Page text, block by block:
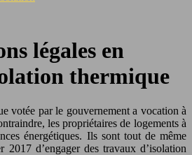
légales en
thermique
votée par le gouvernement a vocation à
les propriétaires de logements à
énergétiques. Ils sont tout de même
2017 d’engager des travaux d’isolation